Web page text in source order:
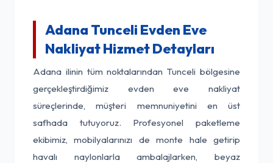
Adana Tunceli Evden Eve
Nakliyat Hizmet Detayları
Adana ilinin tüm noktalarından Tunceli bölgesine
gerçekleştirdiğimiz evden eve nakliyat
süreçlerinde, müşteri memnuniyetini en üst
safhada tutuyoruz. Profesyonel paketleme
ekibimiz, mobilyalarınızı de monte hale getirip
havalı naylonlarla ambalajlarken, beyaz